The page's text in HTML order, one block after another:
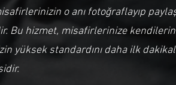
o anı fotoğraflayıp
Bu hizmet, misafirlerinize
yüksek standardını daha ilk